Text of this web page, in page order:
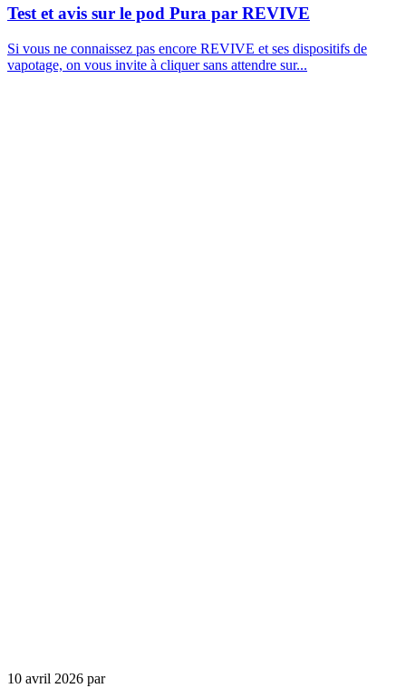
Test et avis sur le pod Pura par REVIVE
Si vous ne connaissez pas encore REVIVE et ses dispositifs de
vapotage, on vous invite à cliquer sans attendre sur...
10 avril 2026 par